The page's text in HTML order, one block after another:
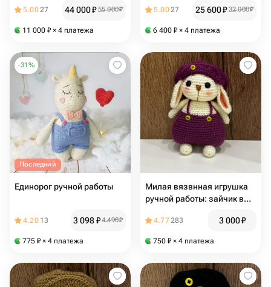
5.0027 44 000₽ 55 000₽
11 000 ₽ × 4 платежа
выпускной
5.0027 25 600₽ 32 000₽
6 400 ₽ × 4 платежа
-31 %
Последний
Единорог ручной работы
4.20 13 3 098₽4 490₽
775 ₽ × 4 платежа
Милая вязвнная игрушка
ручной работы: зайчик в
4.77283 3 000₽
750 ₽ × 4 платежа